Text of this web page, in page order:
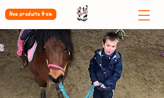
Nos produits frais